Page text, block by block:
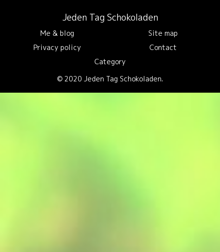
Jeden Tag Schokoladen
Me & blog
Site map
Privacy policy
Contact
Category
© 2020 Jeden Tag Schokoladen.